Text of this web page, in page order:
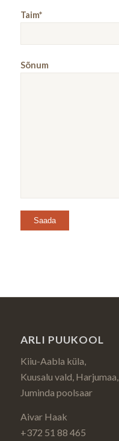
Taim*
Sõnum
ARLI PUUKOOL
Kiiu-Aabla küla,
Kuusalu vald, Harjumaa,
Juminda poolsaar
Aivar Haak
+372 51 88 465